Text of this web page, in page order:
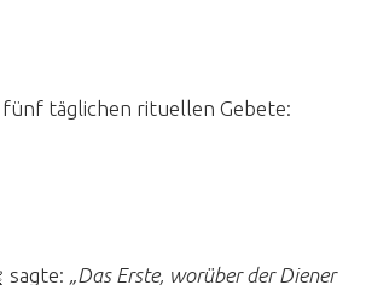
fünf täglichen rituellen Gebete:
sagte: „Das Erste, worüber der Diener